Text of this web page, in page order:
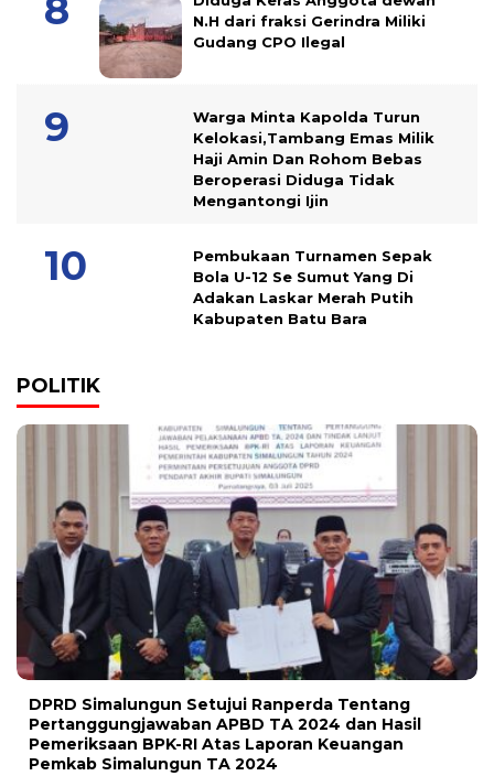
N.H dari fraksi Gerindra Miliki
Gudang CPO Ilegal
Warga Minta Kapolda Turun
Kelokasi,Tambang Emas Milik
Haji Amin Dan Rohom Bebas
Beroperasi Diduga Tidak
Mengantongi Ijin
Pembukaan Turnamen Sepak
Bola U-12 Se Sumut Yang Di
Adakan Laskar Merah Putih
Kabupaten Batu Bara
POLITIK
DPRD Simalungun Setujui Ranperda Tentang
Pertanggungjawaban APBD TA 2024 dan Hasil
Pemeriksaan BPK-RI Atas Laporan Keuangan
Pemkab Simalungun TA 2024